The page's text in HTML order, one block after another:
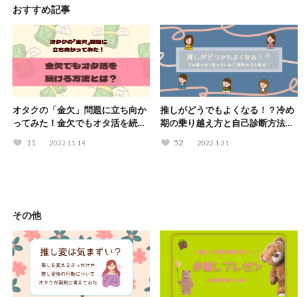
おすすめ記事
オタクの「金欠」問題に立ち向か
ってみた！金欠でもオタ活を続け
11 2022.11.14
推しがどうでもよくなる！？冷め
期の乗り越え方と自己診断方法を
52 2022.1.31
その他